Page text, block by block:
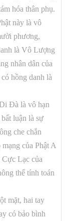
hóa thân phụ.
này là vô
phương,
là Vô Lượng
nhân dân của
hồng danh là
Đà là vô hạn
luận là sự
che chắn
của Phật A
Lạc của
thể tính toán
mặt, hai tay
có bảo bình